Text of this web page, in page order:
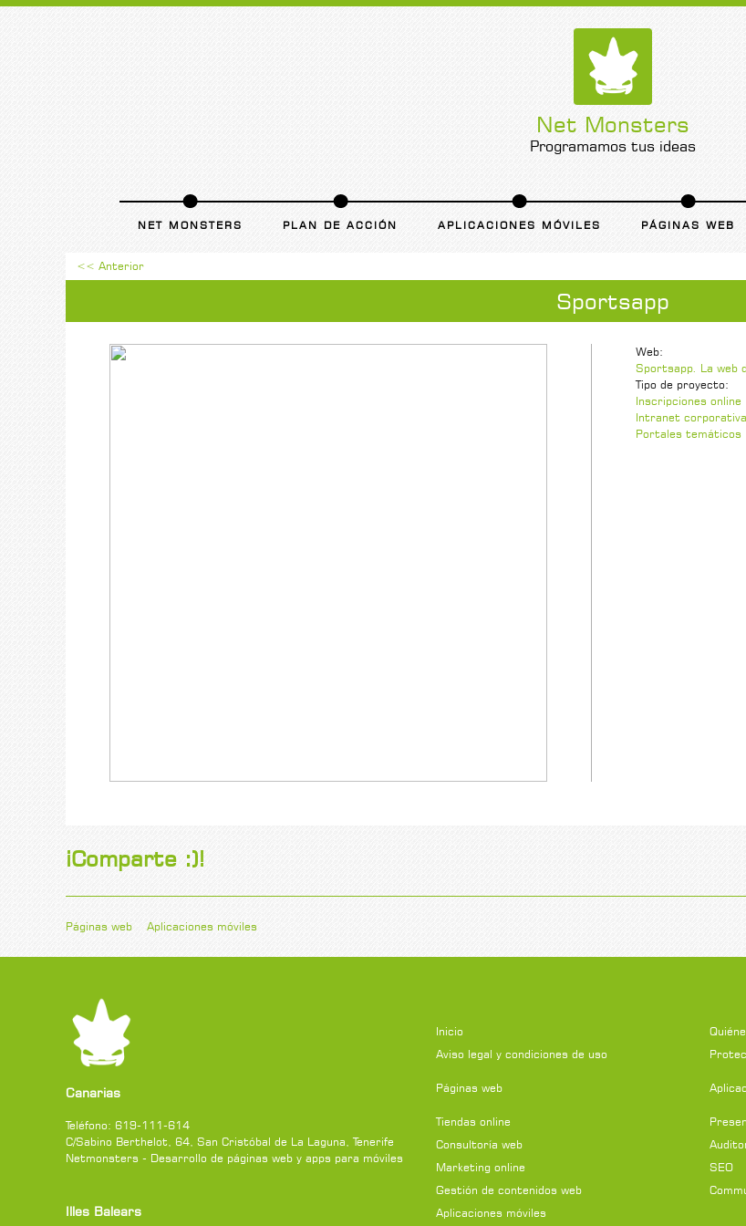
Net Monsters
Programamos tus ideas
NET MONSTERS PLAN DE ACCIÓN APLICACIONES MÓVILES PÁGINAS WEB
<< Anterior
Sportsapp
Web:
Sportsapp. La web
Tipo de proyecto:
Inscripciones online
Intranet corporativa
Portales temáticos
¡Comparte :)!
Páginas web Aplicaciones móviles
Canarias
Teléfono: 619-111-614
C/Sabino Berthelot, 64, San Cristóbal de La Laguna,Tenerife
Netmonsters - Desarrollo de páginas web y apps para móviles
Illes Balears
Inicio
Aviso legal y condiciones de uso
Páginas web
Tiendas online
Consultoría web
Marketing online
SEO
Gestión de contenidos web
Aplicaciones móviles